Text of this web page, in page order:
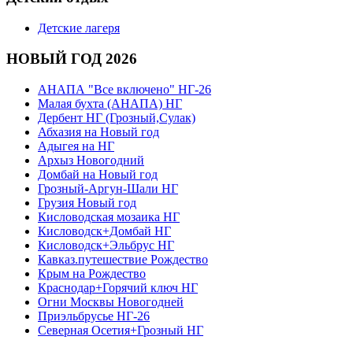
Детские лагеря
НОВЫЙ ГОД 2026
АНАПА "Все включено" НГ-26
Малая бухта (АНАПА) НГ
Дербент НГ (Грозный,Сулак)
Абхазия на Новый год
Адыгея на НГ
Архыз Новогодний
Домбай на Новый год
Грозный-Аргун-Шали НГ
Грузия Новый год
Кисловодская мозаика НГ
Кисловодск+Домбай НГ
Кисловодск+Эльбрус НГ
Кавказ.путешествие Рождество
Крым на Рождество
Краснодар+Горячий ключ НГ
Огни Москвы Новогодней
Приэльбрусье НГ-26
Северная Осетия+Грозный НГ